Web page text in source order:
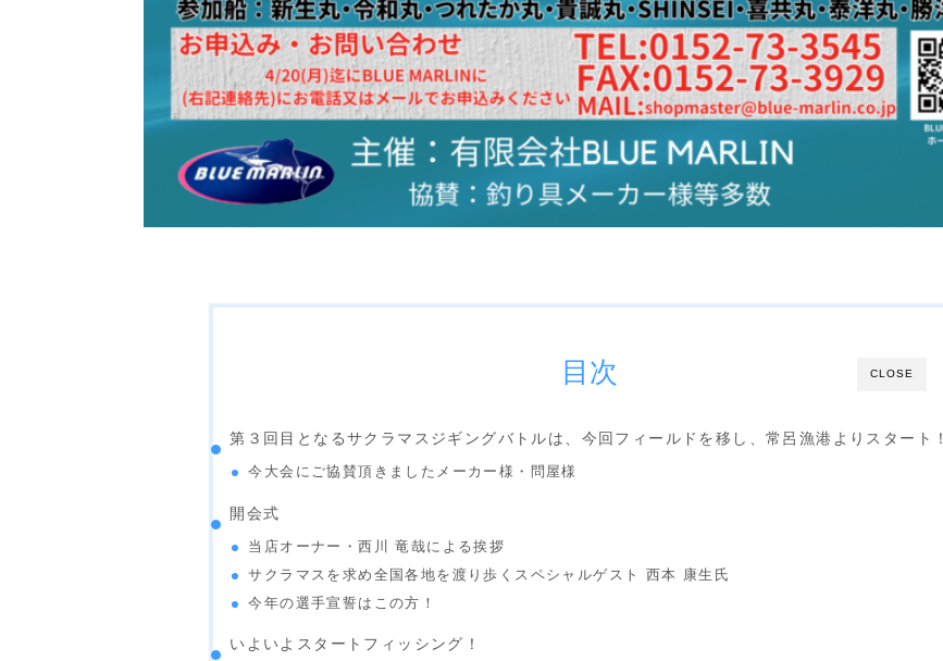
CLOSE
目次
第３回目となるサクラマスジギングバトルは、今回フィールドを移し、常呂漁港よりスタート！
今大会にご協賛頂きましたメーカー様・問屋様
開会式
当店オーナー・西川 竜哉による挨拶
サクラマスを求め全国各地を渡り歩くスペシャルゲスト 西本 康生氏
今年の選手宣誓はこの方！
いよいよスタートフィッシング！